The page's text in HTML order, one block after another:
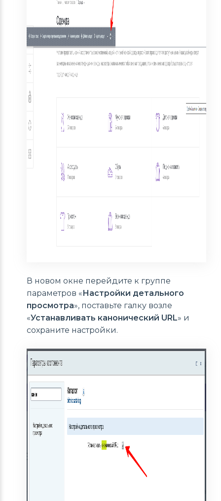
В новом окне перейдите к группе
параметров « Настройки детального
просмотра», поставьте галку возле
«Устанавливать канонический URL» и
сохраните настройки.